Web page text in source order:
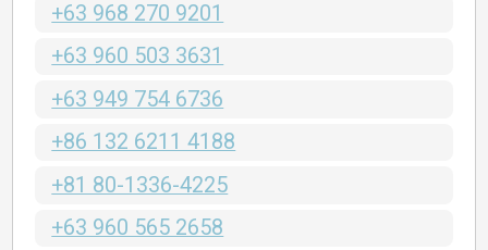
+63 968 270 9201
+63 960 503 3631
+63 949 754 6736
+86 132 6211 4188
+81 80-1336-4225
+63 960 565 2658